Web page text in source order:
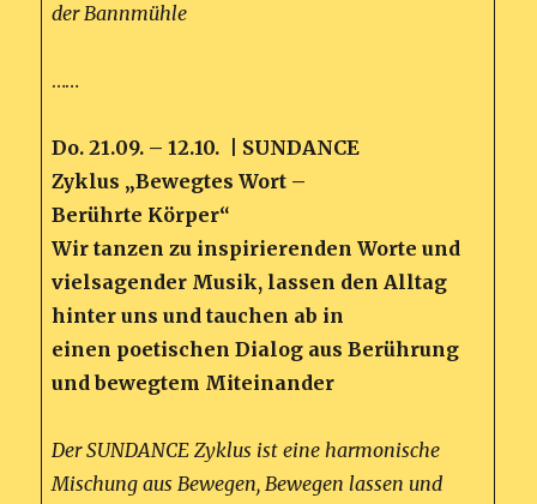
der Bannmühle
……
Do. 21.09. – 12.10. |
SUNDANCE
Zyklus „Bewegtes Wort –
Berührte Körper“
Wir tanzen zu inspirierenden Worte und
vielsagender Musik, lassen den Alltag
hinter uns und tauchen ab in
einen poetischen Dialog aus Berührung
und bewegtem Miteinander
Der SUNDANCE Zyklus ist eine harmonische
Mischung aus Bewegen, Bewegen lassen und